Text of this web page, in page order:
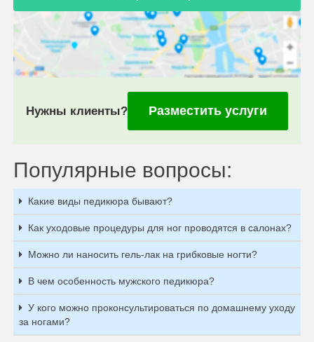
Нужны клиенты? Разместить услуги
Популярные вопросы:
Какие виды педикюра бывают?
Как уходовые процедуры для ног проводятся в салонах?
Можно ли наносить гель-лак на грибковые ногти?
В чем особенность мужского педикюра?
У кого можно проконсультироваться по домашнему уходу
за ногами?